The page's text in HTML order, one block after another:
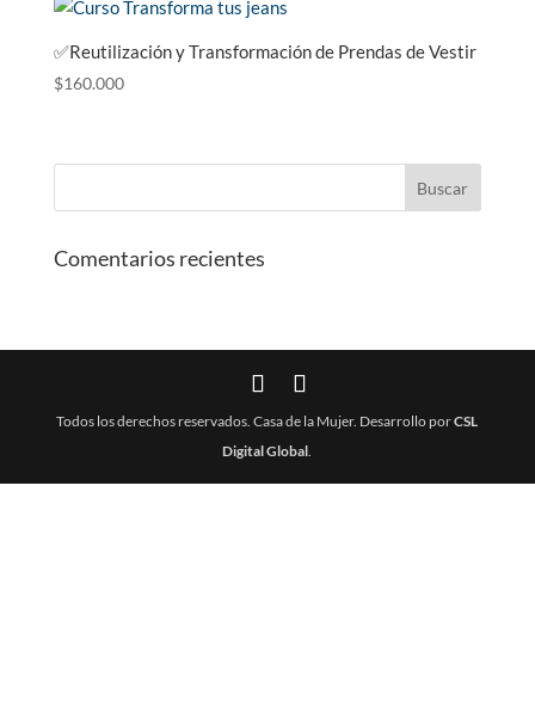
✅Reutilización y Transformación de Prendas de Vestir
$160.000
Comentarios recientes
Todos los derechos reservados. Casa de la Mujer. Desarrollo porCSL
Digital Global.